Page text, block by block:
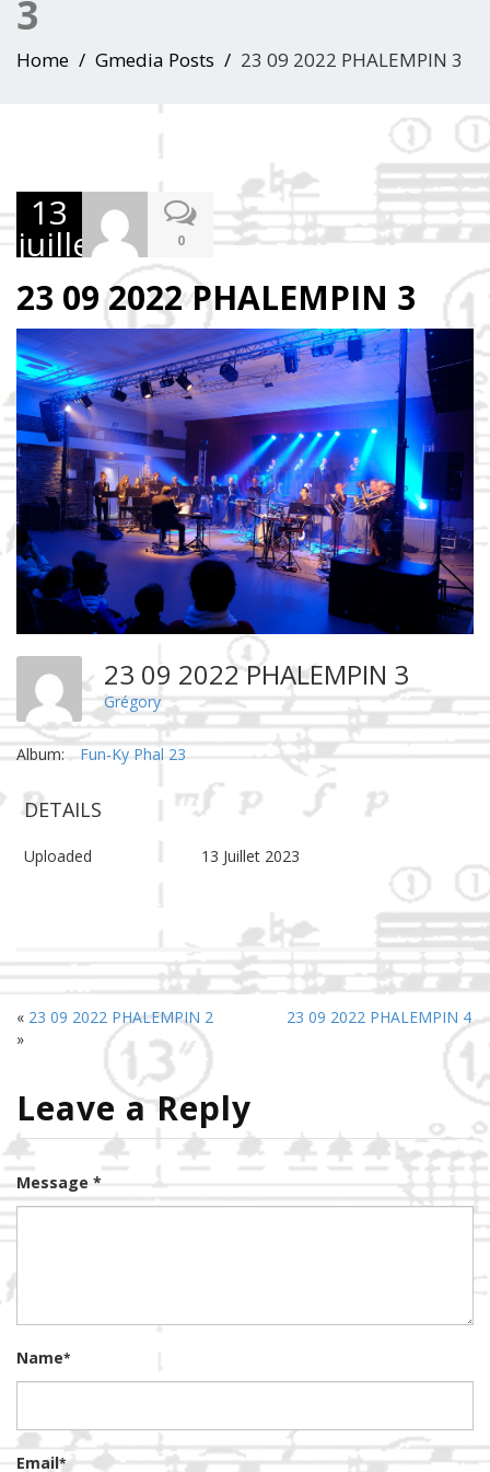
3
Home Gmedia Posts 23 09 2022 PHALEMPIN 3
13
juillet
2023
0
23 09 2022 PHALEMPIN 3
23 09 2022 PHALEMPIN 3
Grégory
Album: Fun-Ky Phal 23
DETAILS
Uploaded 13 Juillet 2023
« 23 09 2022 PHALEMPIN 2
23 09 2022 PHALEMPIN 4
»
Leave a Reply
Message *
Name*
Email*